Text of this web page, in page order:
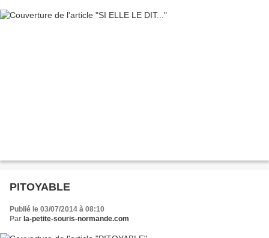
PITOYABLE
Publié le 03/07/2014 à 08:10
Par la-petite-souris-normande.com